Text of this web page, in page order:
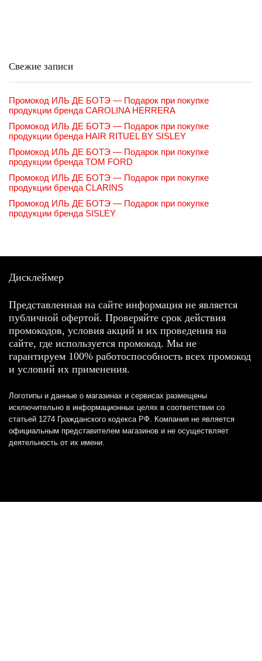
Свежие записи
Промокод ИЛЬ ДЕ БОТЭ — Подарок при покупке
продукции бренда CAROLINA HERRERA
Промокод ИЛЬ ДЕ БОТЭ — Подарок при покупке
продукции бренда HAIR RITUEL BY SISLEY
Промокод ИЛЬ ДЕ БОТЭ — Подарок при покупке
продукции бренда TOM FORD
Промокод ИЛЬ ДЕ БОТЭ — Подарок при покупке
продукции бренда CLARINS
Промокод ИЛЬ ДЕ БОТЭ — Подарок при покупке
продукции бренда SISLEY
Дисклеймер
Представленная на сайте информация не является
публичной офертой. Проверяйте срок действия
промокодов, условия акций и их проведения на
сайте, где используется промокод. Мы не
гарантируем 100% работоспособность всех промокод
и условий их применения.
Логотипы и данные о магазинах и сервисах размещены
исключительно в информационных целях в соответствии со
статьей 1274 Гражданского кодекса РФ. Компания не является
официальным представителем магазинов и не осуществляет
деятельность от их имени.